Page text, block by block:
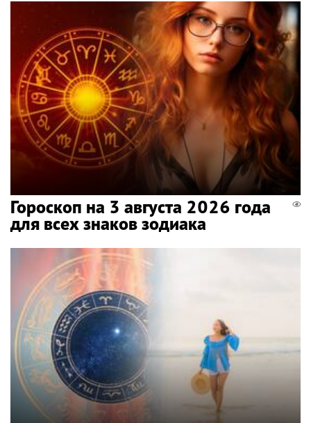
Гороскоп на 3 августа 2026 года
для всех знаков зодиака